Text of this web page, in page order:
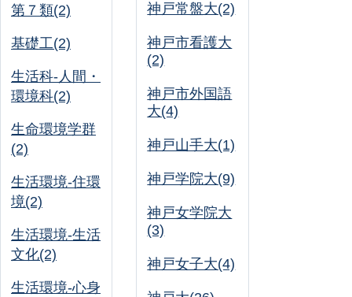
第７類(2)
基礎工(2)
生活科-人間・
環境科(2)
生命環境学群
(2)
生活環境-住環
境(2)
生活環境-生活
文化(2)
生活環境-心身
神戸常盤大(2)
神戸市看護大
(2)
神戸市外国語
大(4)
神戸山手大(1)
神戸学院大(9)
神戸女学院大
(3)
神戸女子大(4)